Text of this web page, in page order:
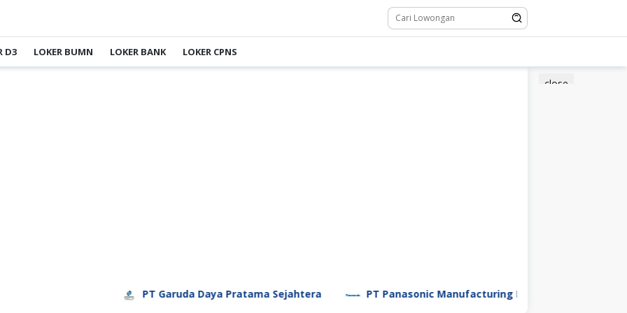
D3 LOKER BUMN LOKER BANK LOKER CPNS
close
PT Garuda Daya Pratama Sejahtera PT Panasonic Manufacturing Indonesia